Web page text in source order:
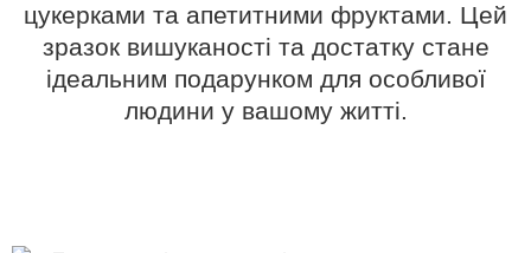
цукерками та апетитними фруктами. Цей
зразок вишуканості та достатку стане
ідеальним подарунком для особливої
людини у вашому житті.